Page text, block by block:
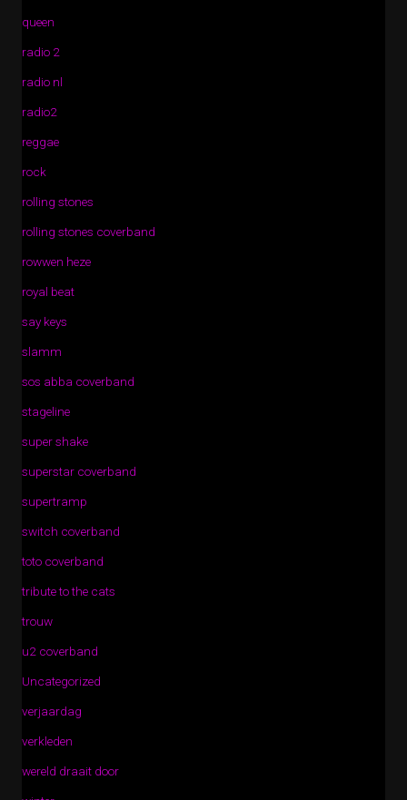
queen
radio 2
radio nl
radio2
reggae
rock
rolling stones
rolling stones coverband
rowwen heze
royal beat
say keys
slamm
sos abba coverband
stageline
super shake
superstar coverband
supertramp
switch coverband
toto coverband
tribute to the cats
trouw
u2 coverband
Uncategorized
verjaardag
verkleden
wereld draait door